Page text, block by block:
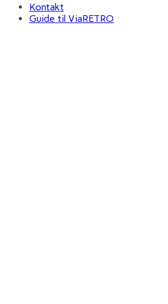
Kontakt
Guide til ViaRETRO